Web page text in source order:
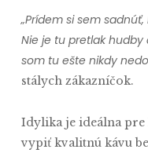
„Prídem si sem
Nie je tu pretlak hudby
som tu ešte nikdy
stálych zákazníčok.
Idylika je ideálna
vypiť kvalitnú kávu